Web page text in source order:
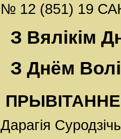
№ 12 (851) 19
З Вялікім
З Днём
Дарагія